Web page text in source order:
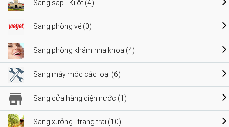
Sang sạp - Ki ốt (4)
Sang phòng vé (0)
Sang phòng khám nha khoa (4)
Sang máy móc các loại (6)
Sang cửa hàng điện nước (1)
Sang xưởng - trang trại (10)